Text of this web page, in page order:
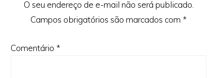
O seu endereço de e-mail não será publicado.
Campos obrigatórios são marcados com *
Comentário *